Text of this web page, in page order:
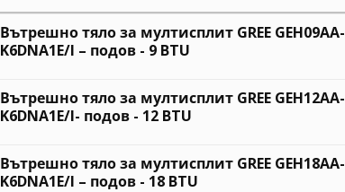
Вътрешно тяло за мултисплит GREE GEH09AA-
K6DNA1E/I – подов - 9 BTU
Вътрешно тяло за мултисплит GREE GEH12AA-
K6DNA1E/I- подов - 12 BTU
Вътрешно тяло за мултисплит GREE GEH18AA-
K6DNA1E/I – подов - 18 BTU